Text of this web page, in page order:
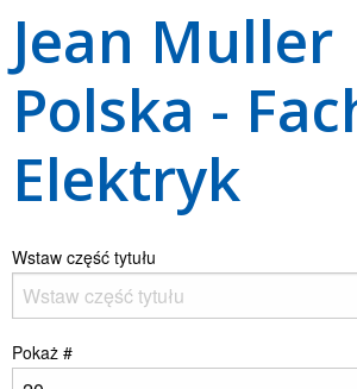
Jean Muller
Polska -
Elektryk
Wstaw część tytułu
Pokaż #